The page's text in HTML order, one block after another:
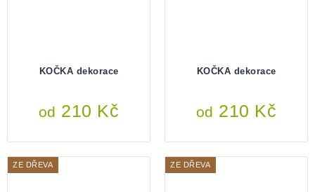
KOČKA dekorace
od 210 Kč
KOČKA dekorace
od 210 Kč
ZE DŘEVA ZE DŘEVA